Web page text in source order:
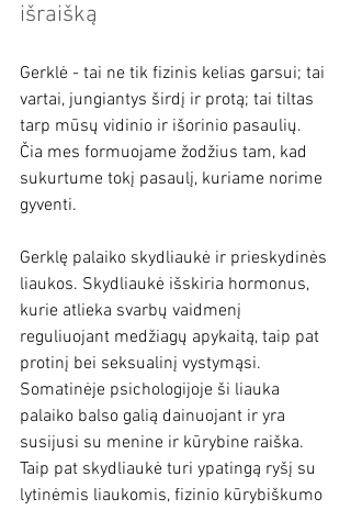
išraišką
Gerklė - tai ne tik fizinis kelias garsui; tai
vartai, jungiantys širdį ir protą; tai tiltas
tarp mūsų vidinio ir išorinio pasaulių.
Čia mes formuojame žodžius tam, kad
sukurtume tokį pasaulį, kuriame norime
gyventi.
Gerklę palaiko skydliaukė ir prieskydinės
liaukos. Skydliaukė išskiria hormonus,
kurie atlieka svarbų vaidmenį
reguliuojant medžiagų apykaitą, taip pat
protinį bei seksualinį vystymąsi.
Somatinėje psichologijoje ši liauka
palaiko balso galią dainuojant ir yra
susijusi su menine ir kūrybine raiška.
Taip pat skydliaukė turi ypatingą ryšį su
lytinėmis liaukomis, fizinio kūrybiškumo